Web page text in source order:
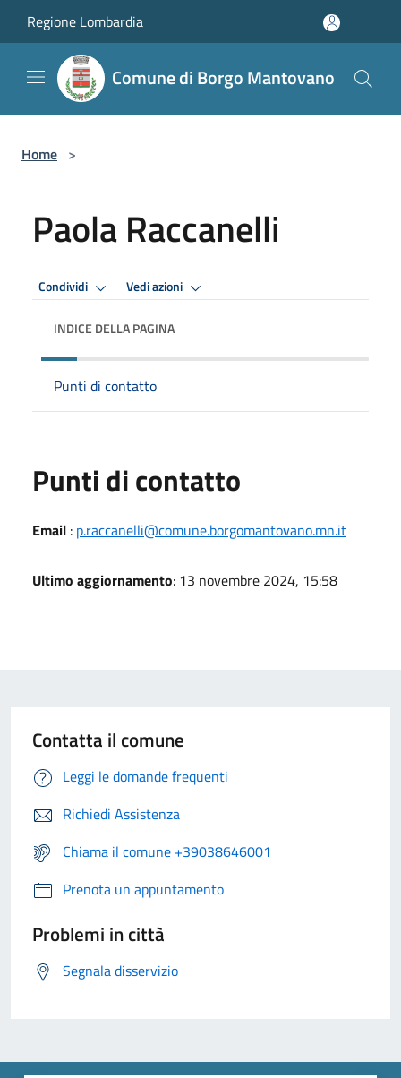
Regione Lombardia
Comune di Borgo Mantovano
Home >
Paola Raccanelli
Condividi Vedi azioni
INDICE DELLA PAGINA
Punti di contatto
Punti di contatto
Email : p.raccanelli@comune.borgomantovano.mn.it
Ultimo aggiornamento: 13 novembre 2024, 15:58
Contatta il comune
Leggi le domande frequenti
Richiedi Assistenza
Chiama il comune +39038646001
Prenota un appuntamento
Problemi in città
Segnala disservizio